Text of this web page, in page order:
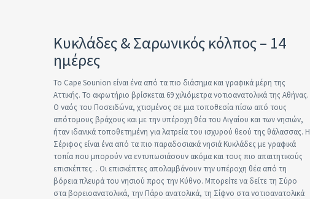
Κυκλάδες & Σαρωνικός κόλπος – 14
ημέρες
Το Cape Sounion είναι ένα από τα πιο διάσημα και γραφικά μέρη της
Αττικής. Το ακρωτήριο βρίσκεται 69 χιλιόμετρα νοτιοανατολικά της Αθήνας.
Ο ναός του Ποσειδώνα, χτισμένος σε μια τοποθεσία πίσω από τους
απότομους βράχους και με την υπέροχη θέα του Αιγαίου και των νησιών,
ήταν ιδανικά τοποθετημένη για λατρεία του ισχυρού θεού της θάλασσας. Η
Σέριφος είναι ένα από τα πιο παραδοσιακά νησιά Κυκλάδες με γραφικά
τοπία που μπορούν να εντυπωσιάσουν ακόμα και τους πιο απαιτητικούς
επισκέπτες. . Οι επισκέπτες απολαμβάνουν την υπέροχη θέα από τη
βόρεια πλευρά του νησιού προς την Κύθνο. Μπορείτε να δείτε τη Σύρο
στα βορειοανατολικά, την Πάρο ανατολικά, τη Σίφνο στα νοτιοανατολικά